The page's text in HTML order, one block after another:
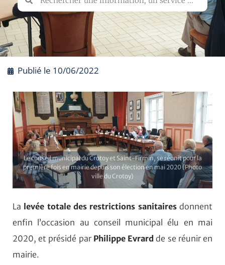
Publié le 10/06/2022
Le conseil municipal du Crotoy et Saint-Firmin, se réunit pour la
première fois en mairie depuis son élection en mai 2020 (Photo
ville du Crotoy)
La levée totale des restrictions sanitairesdonnent
enfin l’occasion au conseil municipal élu en mai
2020, et présidé par Philippe Evrard de se réunir en
mairie.